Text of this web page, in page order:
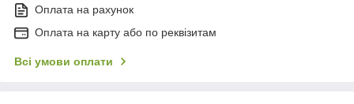
Оплата на рахунок
Оплата на карту або по реквізитам
Всі умови оплати